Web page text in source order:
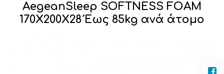
AegeanSleep SOFTNESS FOAM
170X200X28 Έως 85kg ανά άτομο